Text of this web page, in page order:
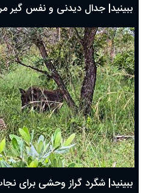
ببینید| جدال دیدنی و نفس گیر
ببینید| شگرد گراز وحشی برای